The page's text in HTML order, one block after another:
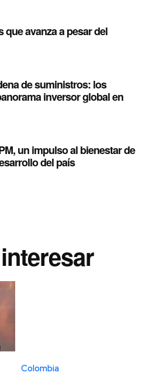
que avanza a pesar del
de suministros: los
inversor global en
un impulso al bienestar de
del país
Colombia